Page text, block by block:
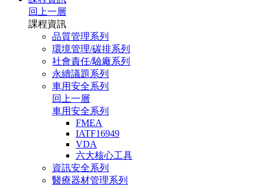
回上一層
課程資訊
品質管理系列
環境管理/碳排系列
社會責任/驗廠系列
永續議題系列
車用安全系列
回上一層
車用安全系列
FMEA
IATF16949
VDA
六大核心工具
資訊安全系列
醫療器材管理系列